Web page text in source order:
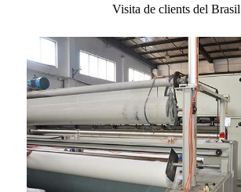
Visita de clients del Brasil